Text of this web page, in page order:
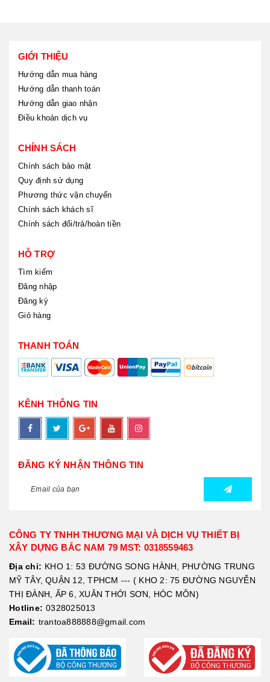
GIỚI THIỆU
Hướng dẫn mua hàng
Hướng dẫn thanh toán
Hướng dẫn giao nhận
Điều khoản dịch vụ
CHÍNH SÁCH
Chính sách bảo mật
Quy định sử dụng
Phương thức vận chuyển
Chính sách khách sĩ
Chính sách đổi/trả/hoàn tiền
HỖ TRỢ
Tìm kiếm
Đăng nhập
Đăng ký
Giỏ hàng
THANH TOÁN
KÊNH THÔNG TIN
ĐĂNG KÝ NHẬN THÔNG TIN
CÔNG TY TNHH THƯƠNG MẠI VÀ DỊCH VỤ THIẾT BỊ
XÂY DỰNG BẮC NAM 79 MST: 0318559463
Địa chỉ: KHO 1: 53 ĐƯỜNG SONG HÀNH, PHƯỜNG TRUNG
MỸ TÂY, QUẬN 12, TPHCM --- ( KHO 2: 75 ĐƯỜNG NGUYỄN
THỊ ĐÀNH, ẤP 6, XUÂN THỚI SƠN, HÓC MÔN)
Hotline: 0328025013
Email: trantoa888888@gmail.com